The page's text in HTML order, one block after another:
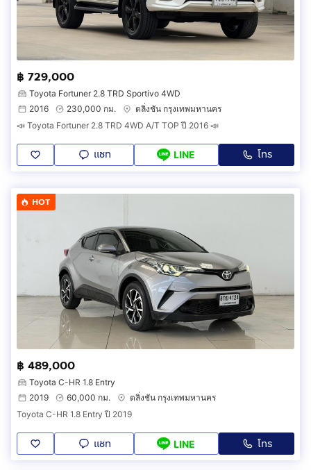
฿ 729,000
Toyota Fortuner 2.8 TRD Sportivo 4WD
2016
230,000 กม.
ตลิ่งชัน กรุงเทพมหานคร
📣 Toyota Fortuner 2.8 TRD 4WD A/T TOP ปี 2016 📣
แชท LINE โทร
HOT
฿ 489,000
Toyota C-HR 1.8 Entry
2019
60,000 กม.
ตลิ่งชัน กรุงเทพมหานคร
Toyota C-HR 1.8 Entry ปี 2019
แชท LINE โทร